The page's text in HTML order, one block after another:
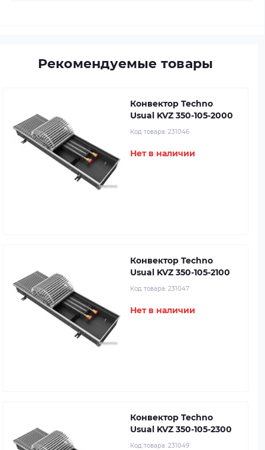
Рекомендуемые товары
Конвектор Techno
Usual KVZ 350-105-2000
Код товара: 231046
Нет в наличии
Конвектор Techno
Usual KVZ 350-105-2100
Код товара: 231047
Нет в наличии
Конвектор Techno
Usual KVZ 350-105-2300
Код товара: 231049